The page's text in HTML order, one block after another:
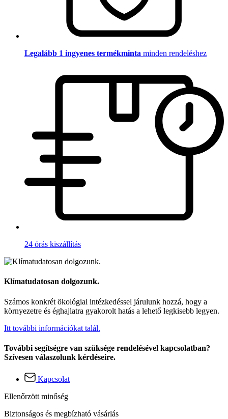
Legalább 1 ingyenes termékminta minden rendeléshez
24 órás kiszállítás
Klímatudatosan dolgozunk.
Számos konkrét ökológiai intézkedéssel járulunk hozzá, hogy a
környezetre és éghajlatra gyakorolt hatás a lehető legkisebb legyen.
Itt további információkat talál.
További segítségre van szüksége rendelésével kapcsolatban?
Szívesen válaszolunk kérdéseire.
Kapcsolat
Ellenőrzött minőség
Biztonságos és megbízható vásárlás